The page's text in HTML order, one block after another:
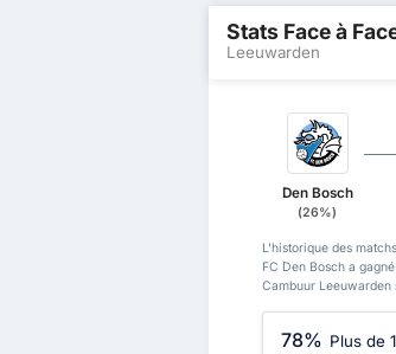
Stats Face à
Leeuwarden
Den Bosch
(26%)
L'historique des
FC Den Bosch a
Cambuur Leeuwarden
78% Plus de